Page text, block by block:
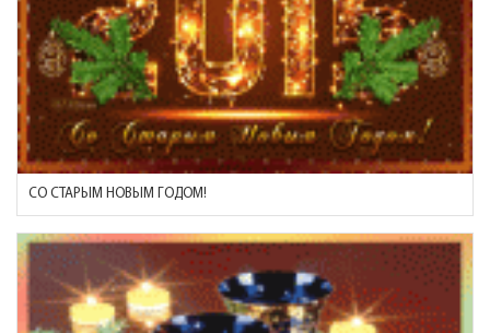
СО СТАРЫМ НОВЫМ ГОДОМ!